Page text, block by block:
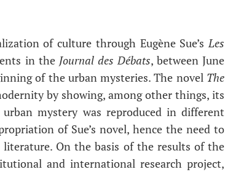
of culture through Eugène Sue’sLes
in the Journal des Débats, between June
of the urban mysteries. The novel The
by showing, among other things, its
mystery was reproduced in different
of Sue’s novel, hence the need to
On the basis of the results of the
and international research project,